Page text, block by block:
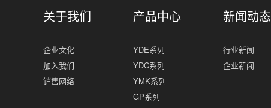
关于我们
企业文化
加入我们
销售网络
产品中心
YDE系列
YDC系列
YMK系列
GP系列
新闻动态
行业新闻
企业新闻